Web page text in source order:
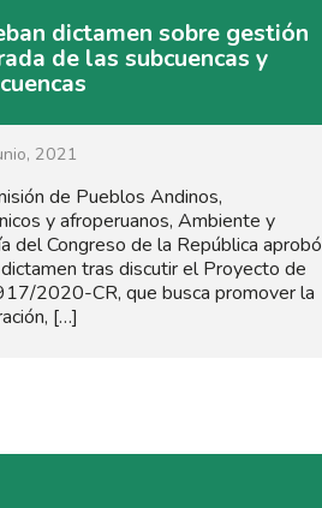
dictamen sobre gestión
de las subcuencas y
2021
de Pueblos Andinos,
y afroperuanos, Ambiente y
del Congreso de la República aprobó
tras discutir el Proyecto de
2020-CR, que busca promover la
[…]